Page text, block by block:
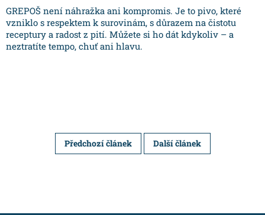
GREPOŠ není náhražka ani kompromis. Je to pivo, které
vzniklo s respektem k surovinám, s důrazem na čistotu
receptury a radost z pití. Můžete si ho dát kdykoliv – a
neztratíte tempo, chuť ani hlavu.
Předchozí článek Další článek